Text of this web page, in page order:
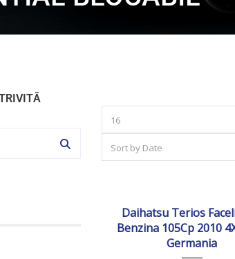
16
Sort by Date
Daihatsu Terios
Benzina 105Cp 2010
Germania